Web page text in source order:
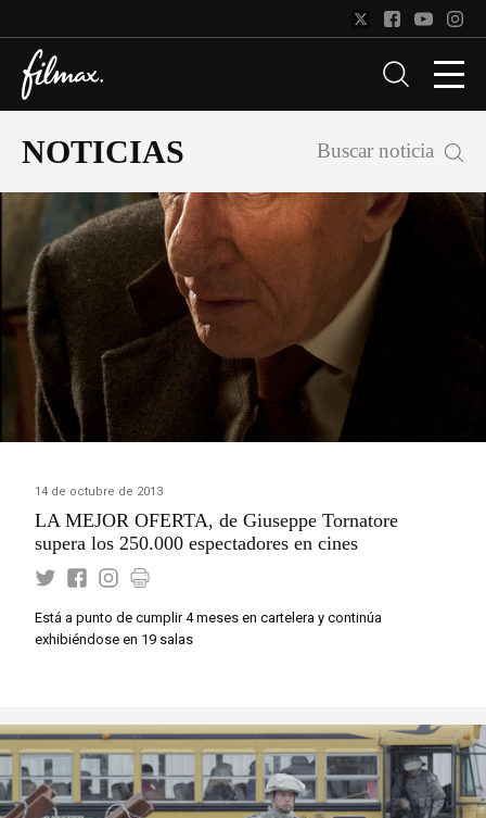
NOTICIAS Buscar noticia
14 de octubre de 2013
LA MEJOR OFERTA, de Giuseppe Tornatore
supera los 250.000 espectadores en cines
Está a punto de cumplir 4 meses en cartelera y continúa
exhibiéndose en 19 salas